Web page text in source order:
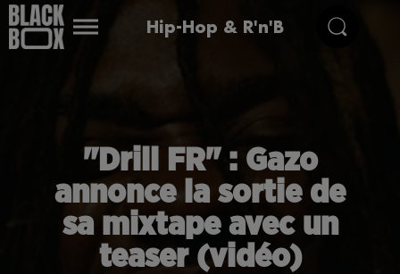
Hip-Hop & R'n'B
"Drill FR" : Gazo
annonce la sortie de
sa mixtape avec un
teaser (vidéo)